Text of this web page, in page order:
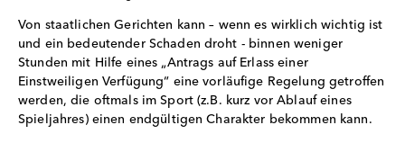
Von staatlichen Gerichten kann – wenn es wirklich wichtig ist
und ein bedeutender Schaden droht - binnen weniger
Stunden mit Hilfe eines „Antrags auf Erlass einer
Einstweiligen Verfügung“ eine vorläufige Regelung getroffen
werden, die oftmals im Sport (z.B. kurz vor Ablauf eines
Spieljahres) einen endgültigen Charakter bekommen kann.